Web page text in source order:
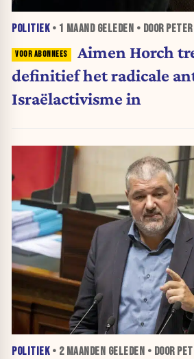
POLITIEK• 1 MAANDGELEDEN • DOOR
Aimen Horch
definitief het radicale
Israëlactivisme in
POLITIEK• 2 MAANDEN GELEDEN • DOOR